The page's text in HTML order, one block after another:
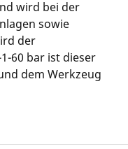
wird bei der
sowie
der
60 bar ist dieser
dem Werkzeug